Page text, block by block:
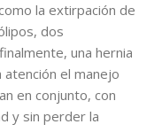
la extirpación de
dos
una hernia
atención el manejo
en conjunto, con
y sin perder la